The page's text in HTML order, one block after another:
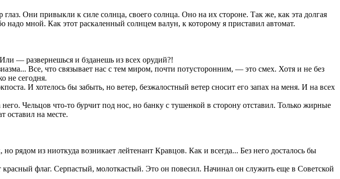
Они привыкли к силе солнца, своего солнца. Оно на их стороне. Так же, как эта долгая
мной. Как этот раскаленный солнцем валун, к которому я приставил автомат.
— развернешься и бзданешь из всех орудий?!
Все, что связывает нас с тем миром, почти потусторонним, — это смех. Хотя и не без
не сегодня.
И хотелось бы забыть, но ветер, безжалостный ветер сносит его запах на меня. И на всех
Чельцов что-то бурчит под нос, но банку с тушенкой в сторону отставил. Только жирные
оставил на месте.
рядом из ниоткуда возникает лейтенант Кравцов. Как и всегда... Без него досталось бы
флаг. Серпастый, молоткастый. Это он повесил. Начинал он служить еще в Советской